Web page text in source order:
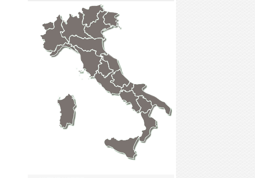
Abruzzo
Basilicata
Emilia Romagna
Friuli
Venezia
Giulia
Lombardia
Marche
Molise
Piemonte
Puglia
Trentino
Adige
Umbria
Valle
d'Aosta